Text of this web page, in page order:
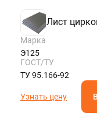
Лист
Марка
Э125
ГОСТ/ТУ
ТУ 95.166-92
Узнать цену